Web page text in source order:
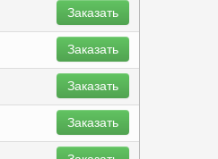
Заказать
Заказать
Заказать
Заказать